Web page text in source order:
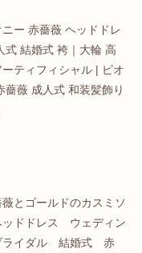
ー 赤薔薇 ヘッドドレ
式 結婚式 袴｜大輪 高
ティフィシャル | ピオ
薔薇 成人式 和装髪飾り
とゴールドのカスミソ
ッドドレス ウェディン
イダル 結婚式 赤